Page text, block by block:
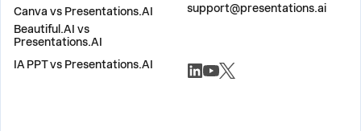
Canva vs Presentations.AI
Beautiful.AI vs
Presentations.AI
IA PPT vs Presentations.AI
support@presentations.ai